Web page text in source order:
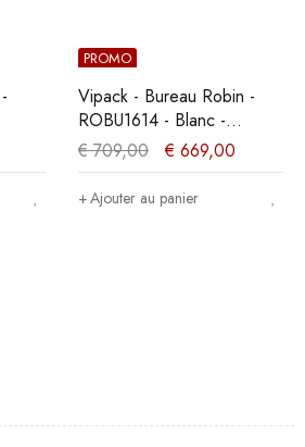
PROMO
Vipack - Bureau Robin -
ROBU1614 - Blanc -
70x75,5xcm
€709,00 € 669,00
Ajouter au panier